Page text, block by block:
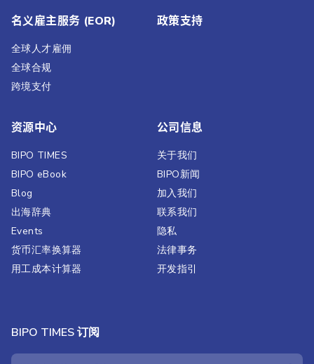
名义雇主服务 (EOR)
全球人才雇佣
全球合规
跨境支付
政策支持
资源中心
BIPO TIMES
BIPO eBook
Blog
出海辞典
Events
货币汇率换算器
用工成本计算器
公司信息
关于我们
BIPO新闻​
加入我们
联系我们
隐私
法律事务
开发指引
BIPO TIMES 订阅